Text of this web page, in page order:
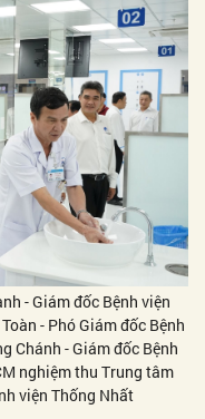
- Giám đốc Bệnh viện
- Phó Giám đốc Bệnh
Chánh - Giám đốc Bệnh
nghiệm thu Trung tâm
viện Thống Nhất